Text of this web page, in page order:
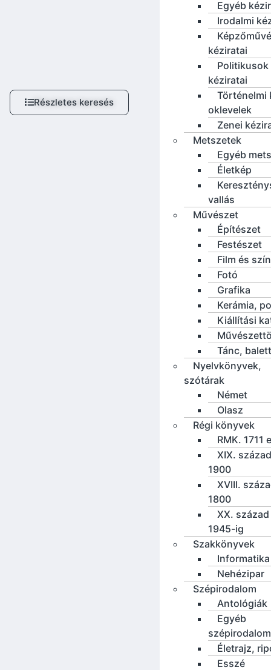
Részletes keresés
Egyéb
Irodalmi
kéziratai
Politikusok
kéziratai
Történelmi
oklevelek
Zenei
Metszetek
Egyéb
Életkép
vallás
Művészet
Építészet
Festészet
Film és
Fotó
Grafika
Kerámia,
Kiállítási
Tánc, balett
Nyelvkönyvek,
szótárak
Német
Olasz
Régi könyvek
RMK. 1711
XIX.
1900
XVIII.
1800
XX.
1945-ig
Szakkönyvek
Informatika
Nehézipar
Szépirodalom
Antológiák
Egyéb
szépirodalom
Életrajz,
Esszé